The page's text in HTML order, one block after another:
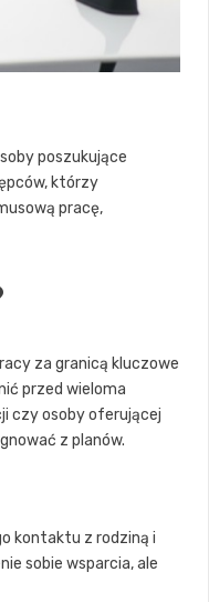
poszukujące
którzy
pracę,
za granicą kluczowe
przed wieloma
czy osoby oferującej
z planów.
kontaktu z rodziną i
sobie wsparcia, ale